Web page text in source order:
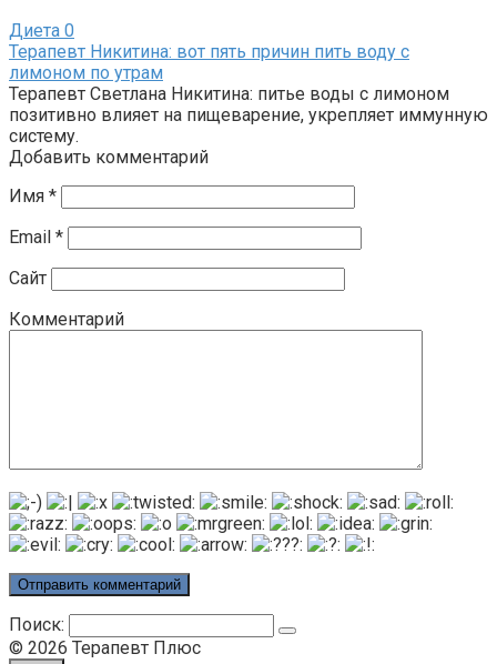
Диета 0
Терапевт Никитина: вот пять причин пить воду с
лимоном по утрам
Терапевт Светлана Никитина: питье воды с лимоном
позитивно влияет на пищеварение, укрепляет иммунную
систему.
Добавить комментарий
Имя *
Email *
Сайт
Комментарий
Поиск:
© 2026 Терапевт Плюс